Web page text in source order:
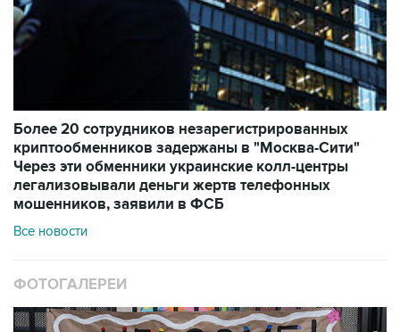
Более 20 сотрудников незарегистрированных
криптообменников задержаны в "Москва-Сити"
Через эти обменники украинские колл-центры
легализовывали деньги жертв телефонных
мошенников, заявили в ФСБ
Все новости
ФОТОГАЛЕРЕИ